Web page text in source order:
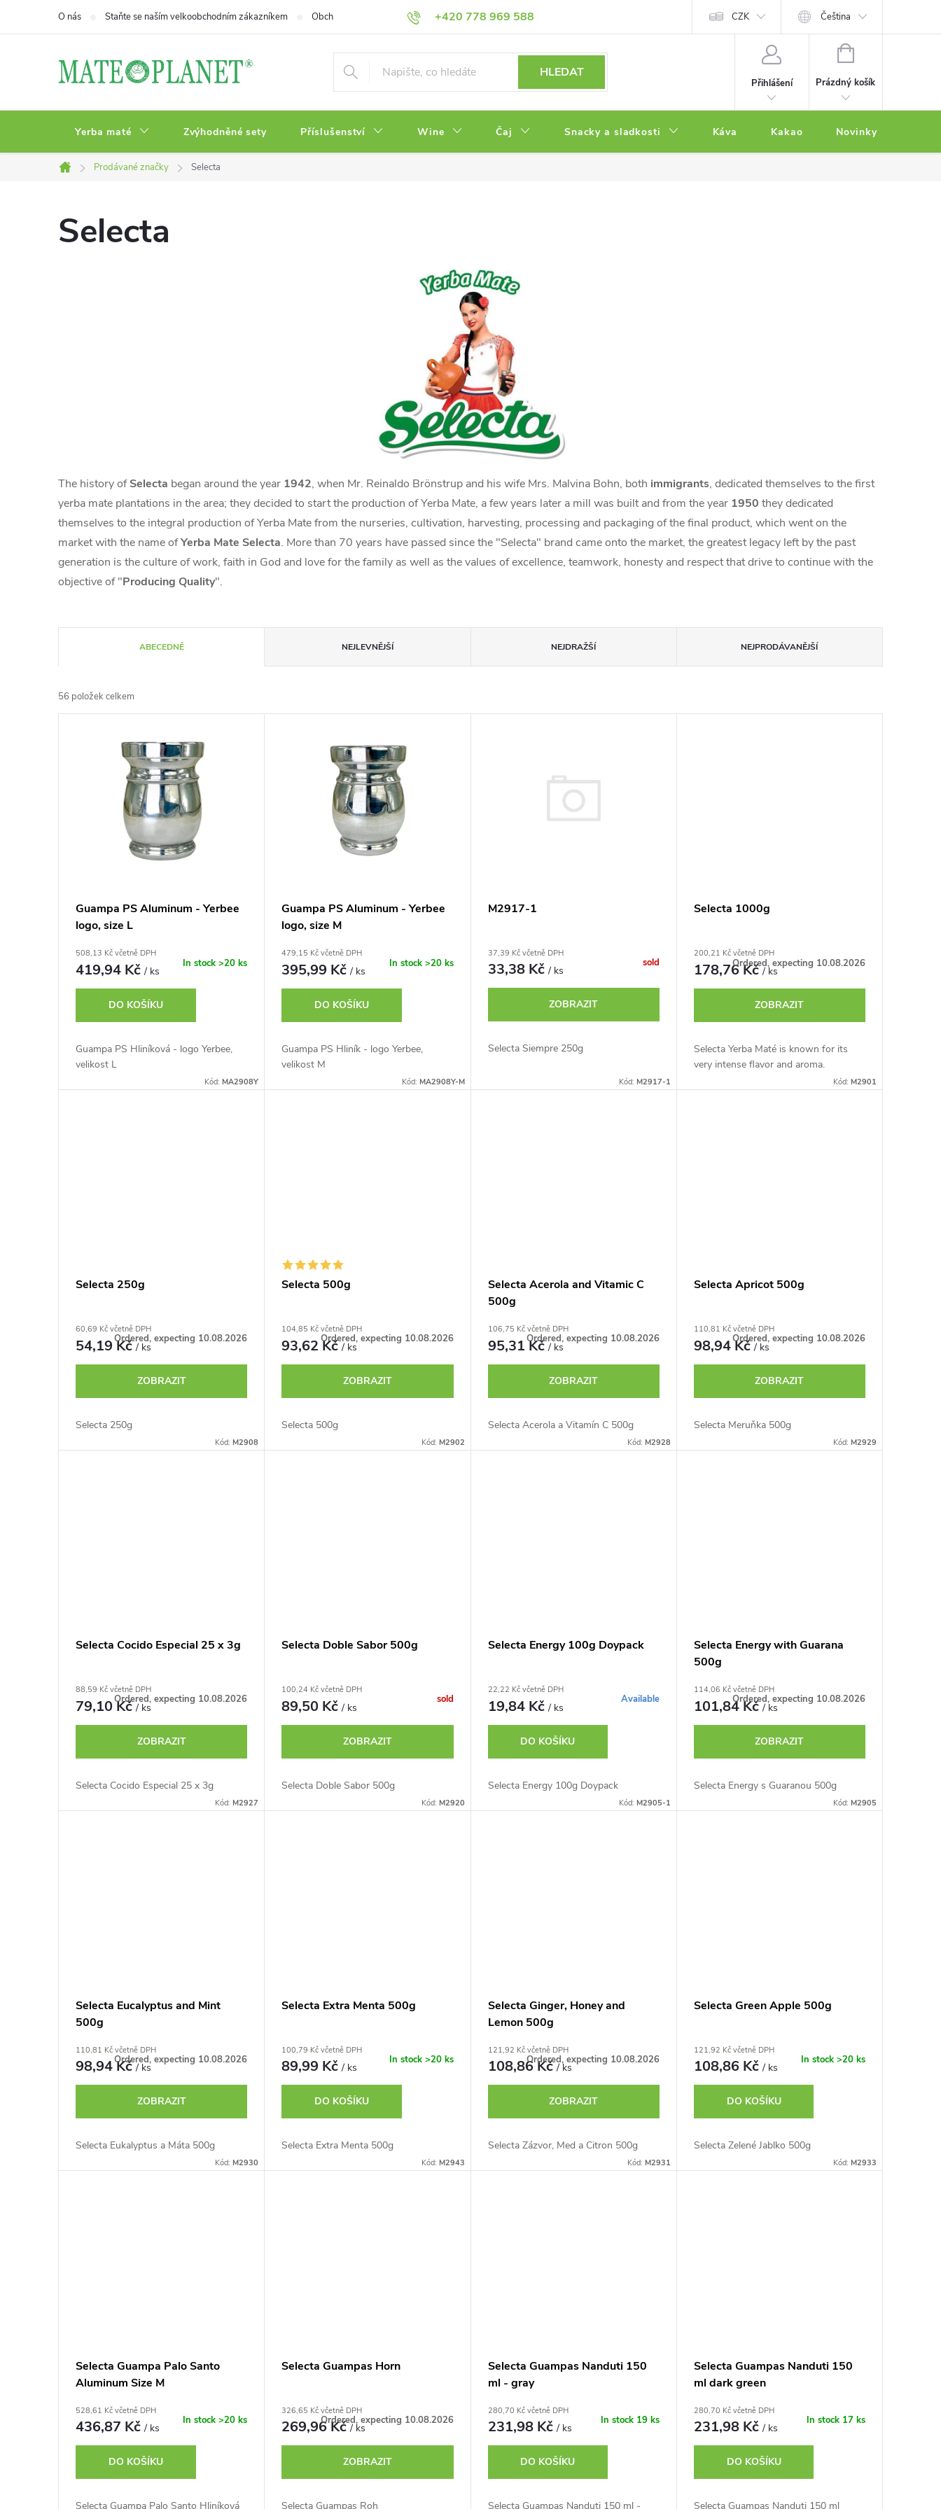
+420 778 969 588
O nás Staňte se naším velkoobchodním zákazníkem Obchodní podmínky Zásady ochrany osobních údajů CZK Čeština
HLEDAT
Přihlášení
NÁKUPNÍ
Prázdný košík
Yerba maté Zvýhodněné sety Příslušenství Wine Čaj Snacky a sladkosti Káva Kakao Novinky
Domů
Prodávané značky Selecta
Selecta
The history ofSelecta began around the year 1942, when Mr. Reinaldo Brönstrup and his wife Mrs. Malvina Bohn, both immigrants, dedicated themselves to the first
yerba mate plantations in the area; they decided to start the production of Yerba Mate, a few years later a mill was built and from the year 1950 they dedicated
themselves to the integral production of Yerba Mate from the nurseries, cultivation, harvesting, processing and packaging of the final product, which went on the
market with the name ofYerba Mate Selecta. More than 70 years have passed since the "Selecta" brand came onto the market, the greatest legacy left by the past
generation is the culture of work, faith in God and love for the family as well as the values ​​of excellence, teamwork, honesty and respect that drive to continue with the
objective of "Producing Quality".
a
z
ů
ABECEDNĚ NEJLEVNĚJŠÍ NEJDRAŽŠÍ NEJPRODÁVANĚJŠÍ
56 položek celkem
k
Guampa PS Aluminum - Yerbee
logo, size L
508,13 Kč včetně DPH
419,94 Kč/ ks
In stock>20 ks
DO KOŠÍKU
Guampa PS Hliníková - logo Yerbee,
velikost L
Kód: MA2908Y
Guampa PS Aluminum - Yerbee
logo, size M
479,15 Kč včetně DPH
395,99 Kč/ ks
In stock >20 ks
DO KOŠÍKU
Guampa PS Hliník - logo Yerbee,
velikost M
Kód: MA2908Y-M
M2917-1
37,39 Kč včetně DPH
33,38 Kč/ ks
sold
ZOBRAZIT
Selecta Siempre 250g
Kód: M2917-1
Selecta 1000g
200,21 Kč včetně DPH
178,76 Kč/ ks
Ordered, expecting 10.08.2026
ZOBRAZIT
Selecta Yerba Maté is known for its
very intense flavor and aroma.
Kód: M2901
Selecta 250g
60,69 Kč včetně DPH
54,19 Kč/ ks
Ordered, expecting 10.08.2026
ZOBRAZIT
Selecta 250g
Kód: M2908
Selecta 500g
104,85 Kč včetně DPH
93,62 Kč/ ks
Ordered, expecting 10.08.2026
ZOBRAZIT
Selecta 500g
Kód: M2902
Selecta Acerola and Vitamic C
500g
106,75 Kč včetně DPH
95,31 Kč/ ks
Ordered, expecting 10.08.2026
ZOBRAZIT
Selecta Acerola a Vitamín C 500g
Kód: M2928
Selecta Apricot 500g
110,81 Kč včetně DPH
98,94 Kč/ ks
Ordered, expecting 10.08.2026
ZOBRAZIT
Selecta Meruňka 500g
Kód: M2929
Selecta Cocido Especial 25 x 3g
88,59 Kč včetně DPH
79,10 Kč/ ks
Ordered, expecting 10.08.2026
ZOBRAZIT
Selecta Cocido Especial 25 x 3g
Kód: M2927
Selecta Doble Sabor 500g
100,24 Kč včetně DPH
89,50 Kč/ ks
sold
ZOBRAZIT
Selecta Doble Sabor 500g
Kód: M2920
Selecta Energy 100g Doypack
22,22 Kč včetně DPH
19,84 Kč/ ks
Available
DO KOŠÍKU
Selecta Energy 100g Doypack
Kód: M2905-1
Selecta Energy with Guarana
500g
114,06 Kč včetně DPH
101,84 Kč/ ks
Ordered, expecting 10.08.2026
ZOBRAZIT
Selecta Energy s Guaranou 500g
Kód: M2905
Selecta Eucalyptus and Mint
500g
110,81 Kč včetně DPH
98,94 Kč/ ks
Ordered, expecting 10.08.2026
ZOBRAZIT
Selecta Eukalyptus a Máta 500g
Kód: M2930
Selecta Extra Menta 500g
100,79 Kč včetně DPH
89,99 Kč/ ks
In stock >20 ks
DO KOŠÍKU
Selecta Extra Menta 500g
Kód: M2943
Selecta Ginger, Honey and
Lemon 500g
121,92 Kč včetně DPH
108,86 Kč/ ks
Ordered, expecting 10.08.2026
ZOBRAZIT
Selecta Zázvor, Med a Citron 500g
Kód: M2931
Selecta Green Apple 500g
121,92 Kč včetně DPH
108,86 Kč/ ks
In stock >20 ks
DO KOŠÍKU
Selecta Zelené Jablko 500g
Kód: M2933
Selecta Guampa Palo Santo
Aluminum Size M
528,61 Kč včetně DPH
436,87 Kč/ ks
In stock>20 ks
DO KOŠÍKU
Selecta Guampa Palo Santo Hliníková
Selecta Guampas Horn
326,65 Kč včetně DPH
269,96 Kč/ ks
Ordered, expecting 10.08.2026
ZOBRAZIT
Selecta Guampas Roh
Selecta Guampas Nanduti 150
ml - gray
280,70 Kč včetně DPH
231,98 Kč/ ks
In stock 19 ks
DO KOŠÍKU
Selecta Guampas Nanduti 150 ml -
Selecta Guampas Nanduti 150
ml dark green
280,70 Kč včetně DPH
231,98 Kč/ ks
In stock 17 ks
DO KOŠÍKU
Selecta Guampas Nanduti 150 ml